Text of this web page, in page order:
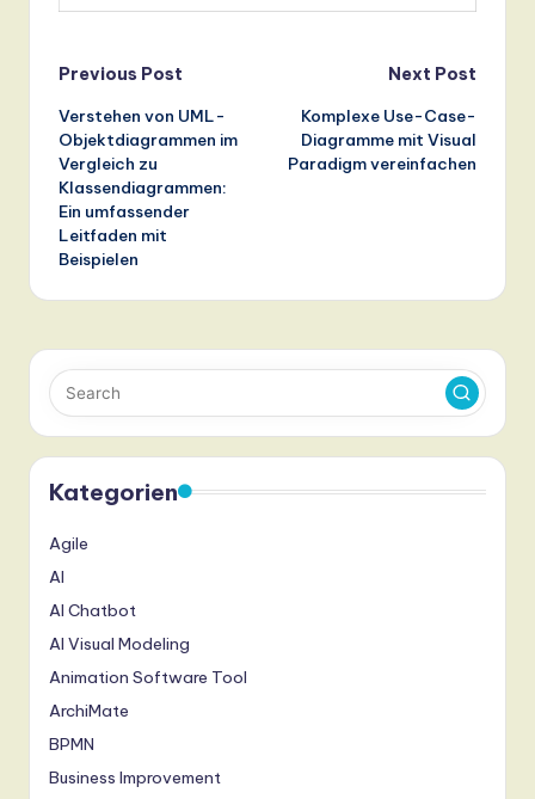
Post
navigation
Previous Post
Verstehen von UML-
Objektdiagrammen im
Vergleich zu
Klassendiagrammen:
Ein umfassender
Leitfaden mit
Beispielen
Next Post
Komplexe Use-Case-
Diagramme mit Visual
Paradigm vereinfachen
Kategorien
Agile
AI
AI Chatbot
AI Visual Modeling
Animation Software Tool
ArchiMate
BPMN
Business Improvement